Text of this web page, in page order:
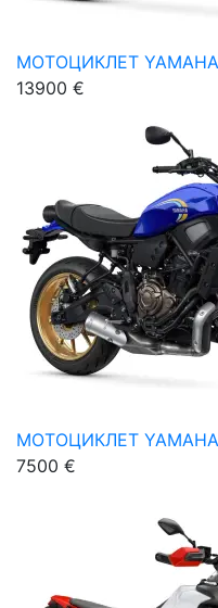
МОТОЦИКЛЕТ YAMAHA
13900 €
МОТОЦИКЛЕТ YAMAHA
7500 €